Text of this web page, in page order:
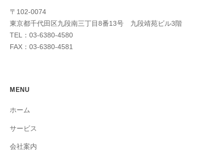
〒102-0074
東京都千代田区九段南三丁目8番13号 九段靖苑ビル3階
TEL：03-6380-4580
FAX：03-6380-4581
MENU
ホーム
サービス
会社案内